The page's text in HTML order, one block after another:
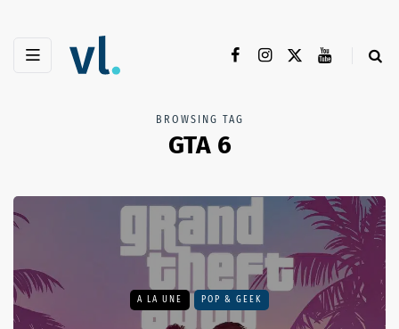
BROWSING TAG
GTA 6
A LA UNE POP & GEEK